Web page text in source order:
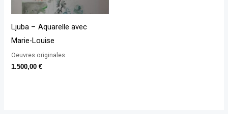
Ljuba – Aquarelle avec
Marie-Louise
Oeuvres originales
1.500,00€